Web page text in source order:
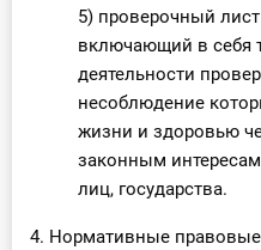
5) проверочный
включающий в себя
деятельности
несоблюдение
жизни и здоровью
законным
лиц, государства.
4. Нормативные